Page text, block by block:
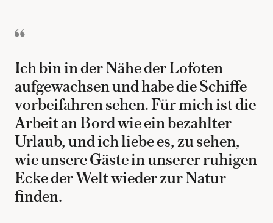
Ich bin in der Nähe der Lofoten
aufgewachsen und habe die Schiffe
vorbeifahren sehen. Für mich ist die
Arbeit an Bord wie ein bezahlter
Urlaub, und ich liebe es, zu sehen,
wie unsere Gäste in unserer ruhigen
Ecke der Welt wieder zur Natur
finden.